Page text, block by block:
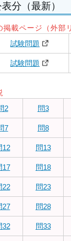
分（最新）
載ページ（外部
試験問題
試験問題
2 問3
7 問8
12 問13
17 問18
22 問23
27 問28
32 問33